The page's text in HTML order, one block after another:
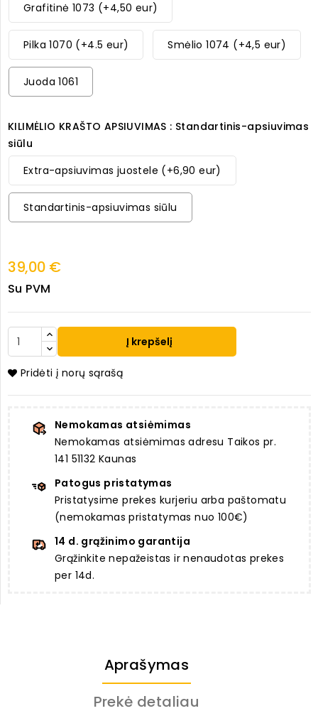
Grafitinė 1073 (+4,50 eur)
Pilka 1070 (+4.5 eur) Smėlio 1074 (+4,5 eur)
Juoda 1061
KILIMĖLIO KRAŠTO APSIUVIMAS : Standartinis-apsiuvimas
siūlu
Extra-apsiuvimas juostele (+6,90 eur)
Standartinis-apsiuvimas siūlu
39,00 €
Su PVM
Į krepšelį
Pridėti į norų sąrašą
Nemokamas atsiėmimas
Nemokamas atsiėmimas adresu Taikos pr.
141 51132 Kaunas
Patogus pristatymas
Pristatysime prekes kurjeriu arba paštomatu
(nemokamas pristatymas nuo 100€)
14 d. grąžinimo garantija
Grąžinkite nepažeistas ir nenaudotas prekes
per 14d.
Aprašymas
Prekė detaliau